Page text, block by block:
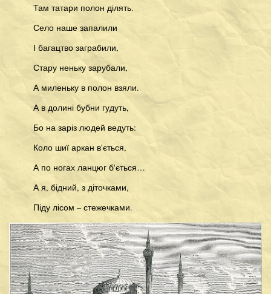
Там татари полон ділять.
Село наше запалили
І багацтво заграбили,
Стару неньку зарубали,
А миленьку в полон взяли.
А в долині бубни гудуть,
Бо на заріз людей ведуть:
Коло шиї аркан в'ється,
А по ногах ланцюг б'ється…
А я, бідний, з діточками,
Піду лісом – стежечками.